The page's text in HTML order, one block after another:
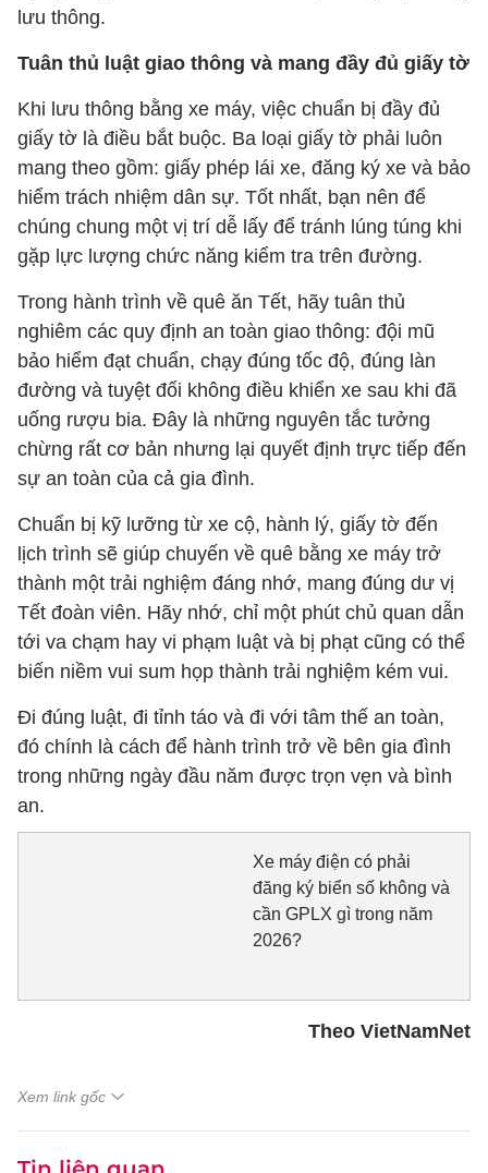
lưu thông.
Tuân thủ luật giao thông và mang đầy đủ giấy tờ
Khi lưu thông bằng xe máy, việc chuẩn bị đầy đủ
giấy tờ là điều bắt buộc. Ba loại giấy tờ phải luôn
mang theo gồm: giấy phép lái xe, đăng ký xe và bảo
hiểm trách nhiệm dân sự. Tốt nhất, bạn nên để
chúng chung một vị trí dễ lấy để tránh lúng túng khi
gặp lực lượng chức năng kiểm tra trên đường.
Trong hành trình về quê ăn Tết, hãy tuân thủ
nghiêm các quy định an toàn giao thông: đội mũ
bảo hiểm đạt chuẩn, chạy đúng tốc độ, đúng làn
đường và tuyệt đối không điều khiển xe sau khi đã
uống rượu bia. Đây là những nguyên tắc tưởng
chừng rất cơ bản nhưng lại quyết định trực tiếp đến
sự an toàn của cả gia đình.
Chuẩn bị kỹ lưỡng từ xe cộ, hành lý, giấy tờ đến
lịch trình sẽ giúp chuyến về quê bằng xe máy trở
thành một trải nghiệm đáng nhớ, mang đúng dư vị
Tết đoàn viên. Hãy nhớ, chỉ một phút chủ quan dẫn
tới va chạm hay vi phạm luật và bị phạt cũng có thể
biến niềm vui sum họp thành trải nghiệm kém vui.
Đi đúng luật, đi tỉnh táo và đi với tâm thế an toàn,
đó chính là cách để hành trình trở về bên gia đình
trong những ngày đầu năm được trọn vẹn và bình
an.
Xe máy điện có phải
đăng ký biển số không và
cần GPLX gì trong năm
2026?
Theo VietNamNet
Xem link gốc